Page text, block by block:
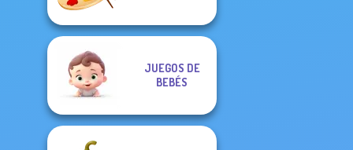
JUEGOS DE
BEBÉS